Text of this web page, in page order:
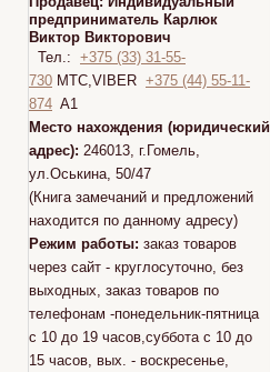
предприниматель Карлюк
Виктор Викторович
Тел.: +375 (33) 31-55-
730 МТС,VIBER +375 (44) 55-11-
874 A1
Место нахождения (юридический
адрес): 246013, г.Гомель,
ул.Оськина, 50/47
(Книга замечаний и предложений
находится по данному адресу)
Режим работы: заказ товаров
через сайт - круглосуточно, без
выходных, заказ товаров по
телефонам -понедельник-пятница
с 10 до 19 часов,суббота с 10 до
15 часов, вых. - воскресенье,